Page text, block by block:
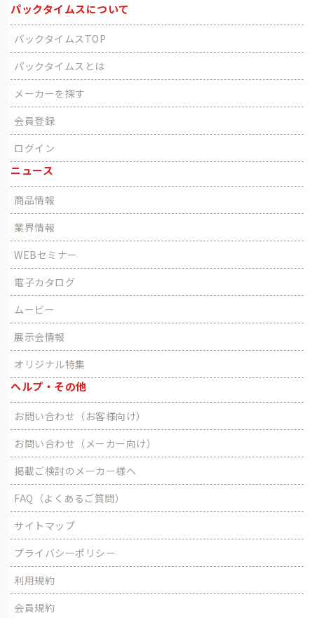
パックタイムスについて
パックタイムスTOP
パックタイムスとは
メーカーを探す
会員登録
ログイン
ニュース
商品情報
業界情報
WEBセミナー
電子カタログ
ムービー
展示会情報
オリジナル特集
ヘルプ・その他
お問い合わせ（お客様向け）
お問い合わせ（メーカー向け）
掲載ご検討のメーカー様へ
FAQ（よくあるご質問）
サイトマップ
プライバシーポリシー
利用規約
会員規約